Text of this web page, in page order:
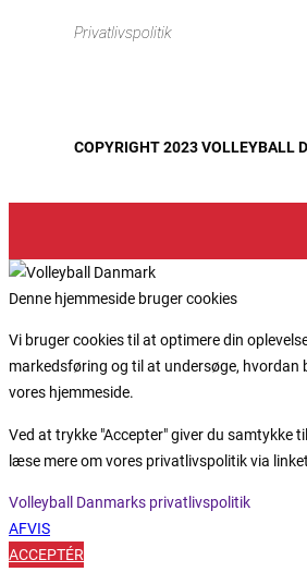
Privatlivspolitik
COPYRIGHT 2023 VOLLEYBALL
Denne hjemmeside bruger cookies
Vi bruger cookies til at optimere din
markedsføring og til at undersøge, hvordan
vores hjemmeside.
Ved at trykke "Accepter" giver du samtykke
læse mere om vores privatlivspolitik via
Volleyball Danmarks privatlivspolitik
AFVIS
ACCEPTÉR